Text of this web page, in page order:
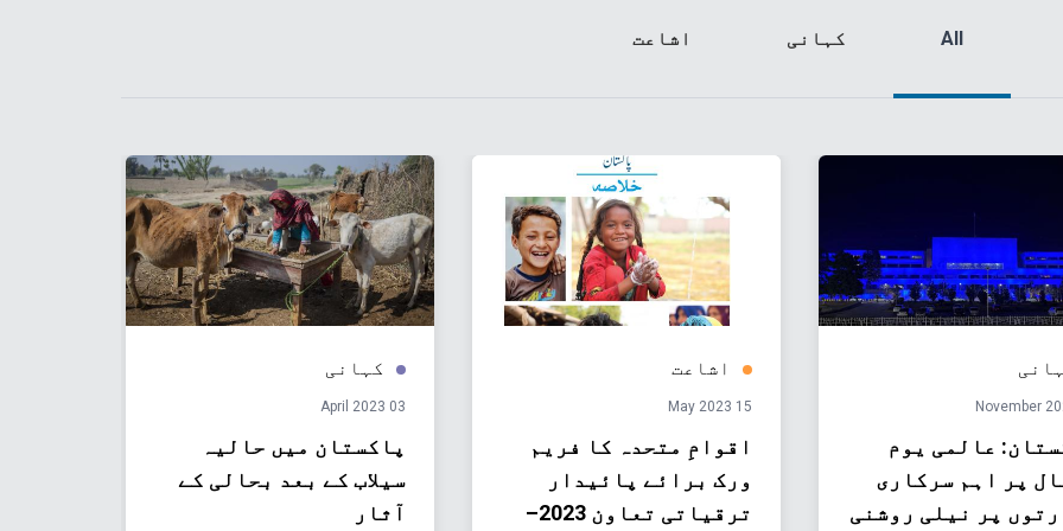
All کہانی اشاعت
عالمی یوم
پر اہم سرکاری
پر نیلی روشنی
اشاعت
15 May 2023
اقوامِ متحدہ کا فریم
ورک برائے پائیدار
ترقیاتی تعاون 2023–
کہانی
03 April 2023
پاکستان میں حاليہ
سيلاب کے بعد بحالی کے
آثار